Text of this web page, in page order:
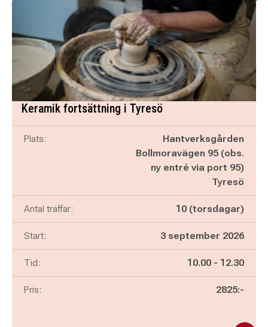
Keramik fortsättning i Tyresö
Plats:
Hantverksgården
Bollmoravägen 95 (obs.
ny entré via port 95)
Tyresö
Antal träffar: 10 (torsdagar)
Start: 3 september 2026
Tid: Pågår mellan
10.00 - och
12.30
Pris: 2825:-